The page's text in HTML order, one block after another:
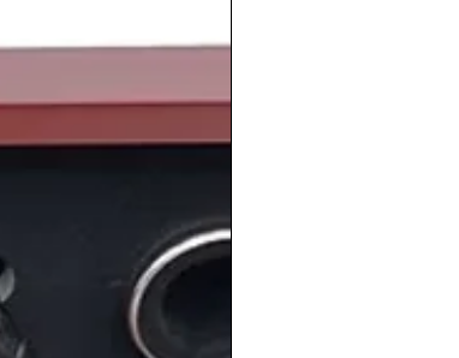
un memorable doblete
club blanco.
y el mundo vivían
nuevas tendencias que